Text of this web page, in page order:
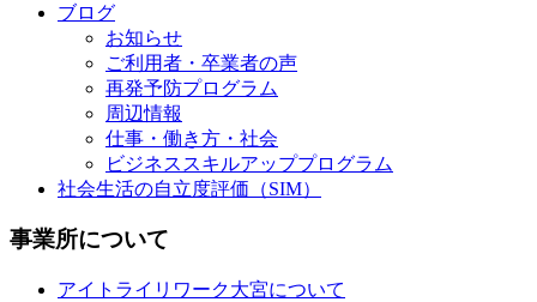
ブログ
お知らせ
ご利用者・卒業者の声
再発予防プログラム
周辺情報
仕事・働き方・社会
ビジネススキルアッププログラム
社会生活の自立度評価（SIM）
事業所について
アイトライリワーク大宮について